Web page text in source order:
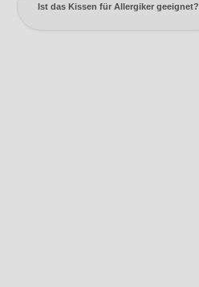
Ist das Kissen für Allergiker geeignet?